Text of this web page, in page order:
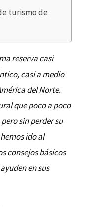
turismo de
reserva casi
casi a medio
del Norte.
que poco a poco
sin perder su
ido al
consejos básicos
en sus